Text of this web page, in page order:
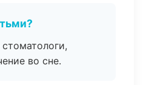
во сне.